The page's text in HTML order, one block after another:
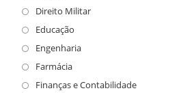
Direito Militar
Educação
Engenharia
Farmácia
Finanças e Contabilidade